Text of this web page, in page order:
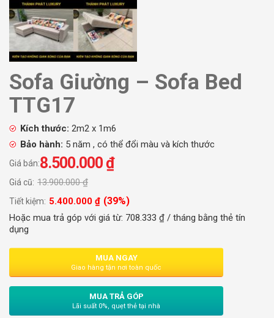
Sofa Giường – Sofa Bed
TTG17
Kích thước: 2m2 x 1m6
Bảo hành: 5 năm , có thể đổi màu và kích thước
Giá bán:8.500.000₫
Giá cũ: 13.900.000₫
Tiết kiệm: 5.400.000 ₫ (39%)
Hoặc mua trả góp với giá từ: 708.333 ₫ / tháng bằng thẻ tín
dụng
MUA NGAY
Giao hàng tận nơi toàn quốc
MUA TRẢ GÓP
Lãi suất 0%, quẹt thẻ tại nhà